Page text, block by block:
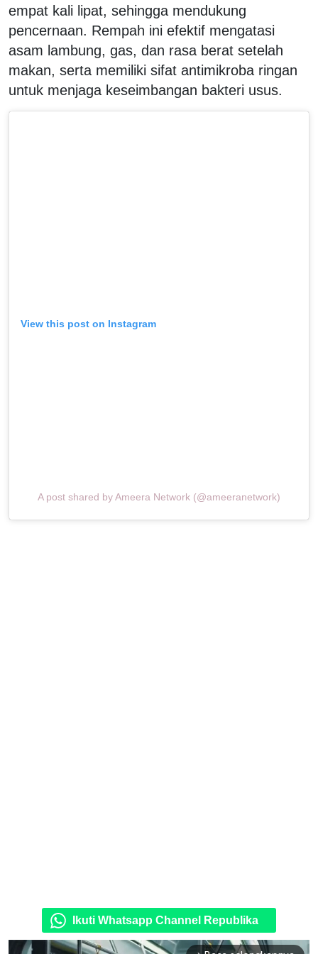
empat kali lipat, sehingga mendukung
pencernaan. Rempah ini efektif mengatasi
asam lambung, gas, dan rasa berat setelah
makan, serta memiliki sifat antimikroba ringan
untuk menjaga keseimbangan bakteri usus.
View this post on Instagram
A post shared by Ameera Network (@ameeranetwork)
Ikuti Whatsapp Channel Republika